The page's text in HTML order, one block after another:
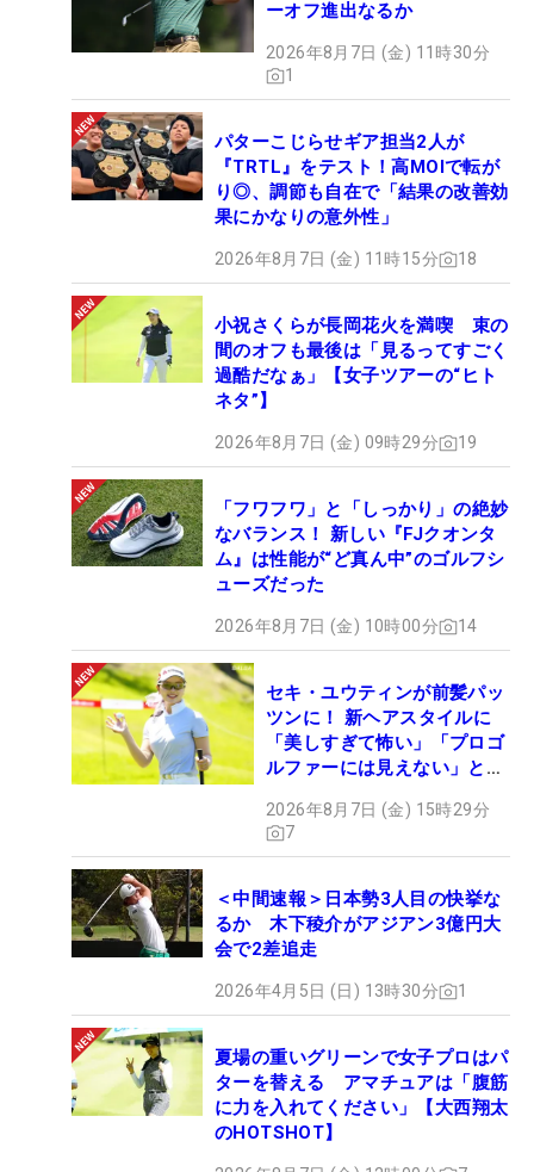
ーオフ進出なるか
2026年8月7日 (金) 11時30分
1
パターこじらせギア担当2人が
『TRTL』をテスト！高MOIで転が
り◎、調節も自在で「結果の改善効
果にかなりの意外性」
2026年8月7日 (金) 11時15分 18
小祝さくらが長岡花火を満喫 束の
間のオフも最後は「見るってすごく
過酷だなぁ」【女子ツアーの“ヒト
ネタ”】
2026年8月7日 (金) 09時29分 19
「フワフワ」と「しっかり」の絶妙
なバランス！ 新しい『FJクオンタ
ム』は性能が“ど真ん中”のゴルフシ
ューズだった
2026年8月7日 (金) 10時00分 14
セキ・ユウティンが前髪パッ
ツンに！ 新ヘアスタイルに
「美しすぎて怖い」「プロゴ
ルファーには見えない」とコ
2026年8月7日 (金) 15時29分
7
＜中間速報＞日本勢3人目の快挙な
るか 木下稜介がアジアン3億円大
会で2差追走
2026年4月5日 (日) 13時30分 1
夏場の重いグリーンで女子プロはパ
ターを替える アマチュアは「腹筋
に力を入れてください」【大西翔太
のHOTSHOT】